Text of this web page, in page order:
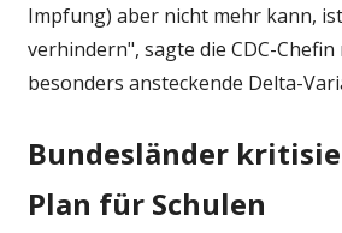
Impfung) aber nicht mehr kann,
verhindern", sagte die CDC-
besonders ansteckende Delta-
Bundesländer
Plan für Schulen